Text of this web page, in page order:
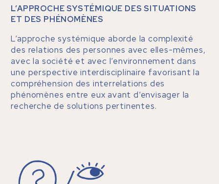
L’APPROCHE SYSTÉMIQUE DES SITUATIONS
ET DES PHÉNOMÈNES
L’approche systémique aborde la complexité
des relations des personnes avec elles-mêmes,
avec la société et avec l’environnement dans
une perspective interdisciplinaire favorisant la
compréhension des interrelations des
phénomènes entre eux avant d’envisager la
recherche de solutions pertinentes.